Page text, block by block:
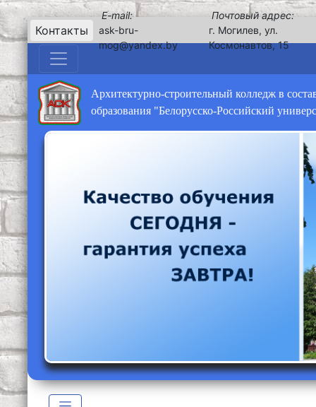
Контакты
E-mail:
ask-bru-
mog@yandex.by
Почтовый адрес:
г. Могилев, ул.
Космонавтов, 15
Архитектурно-строительный колледж в
образования "Белорусско-Российский